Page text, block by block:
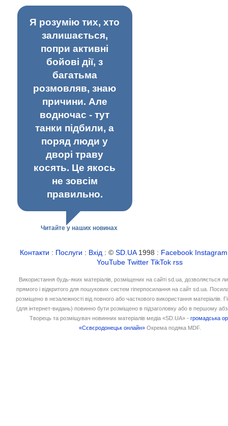
Я розумію тих, хто
залишається,
попри активні
бойові дії, з
багатьма
розмовляв, знаю
причини. Але
водночас - тут
танки підбили, а
поряд люди у
дворі траву
косять. Це якось
не зовсім
правильно.
Читайте у наших новинах
Контакти : Послуги : Вхід : ©SD.UA1998 : Facebook Instagram
YouTube Twitter TikTok rss
Використання будь-яких матеріалів, розміщених на сайті sd.ua, дозволяється
прямого і відкритого для пошукових систем гіперпосилання на сайт sd.ua.
розміщено в незалежності від повного або часткового використання матеріалів.
(для інтернет-видань) повинно бути розміщено в підзаголовку або в першому
Творець та розміщувач новинних матеріалів медіа «SD.UA» -громадська
«Сєвєродонецьк онлайн» Окрема подяка MDF.